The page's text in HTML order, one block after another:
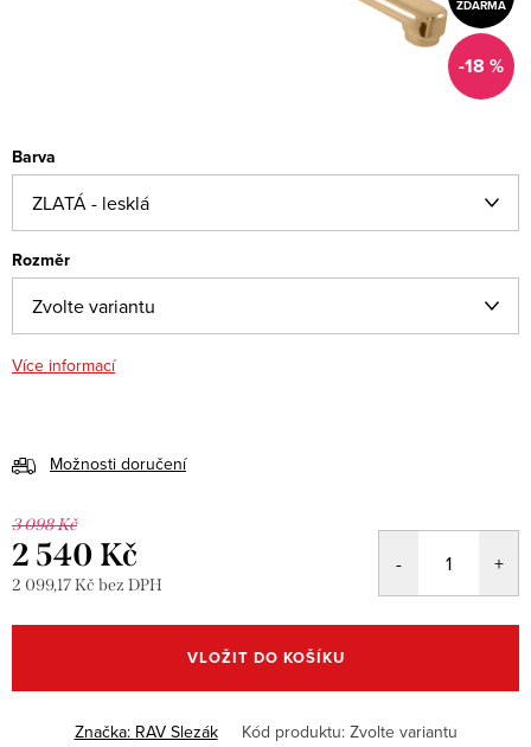
ZDARMA
-18 %
Barva
Rozměr
Více informací
Možnosti doručení
3 098 Kč
2 540 Kč
2 099,17 Kč bez DPH
cena:
VLOŽIT DO KOŠÍKU
Značka: RAV Slezák Kód produktu: Zvolte variantu